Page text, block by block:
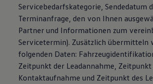
Servicebedarfskategorie, Sendedatum
Terminanfrage, den von Ihnen
Partner und Informationen zum
Servicetermin). Zusätzlich übermitteln
folgenden Daten:
Zeitpunkt der Leadannahme, Zeitpunkt
Kontaktaufnahme und Zeitpunkt des